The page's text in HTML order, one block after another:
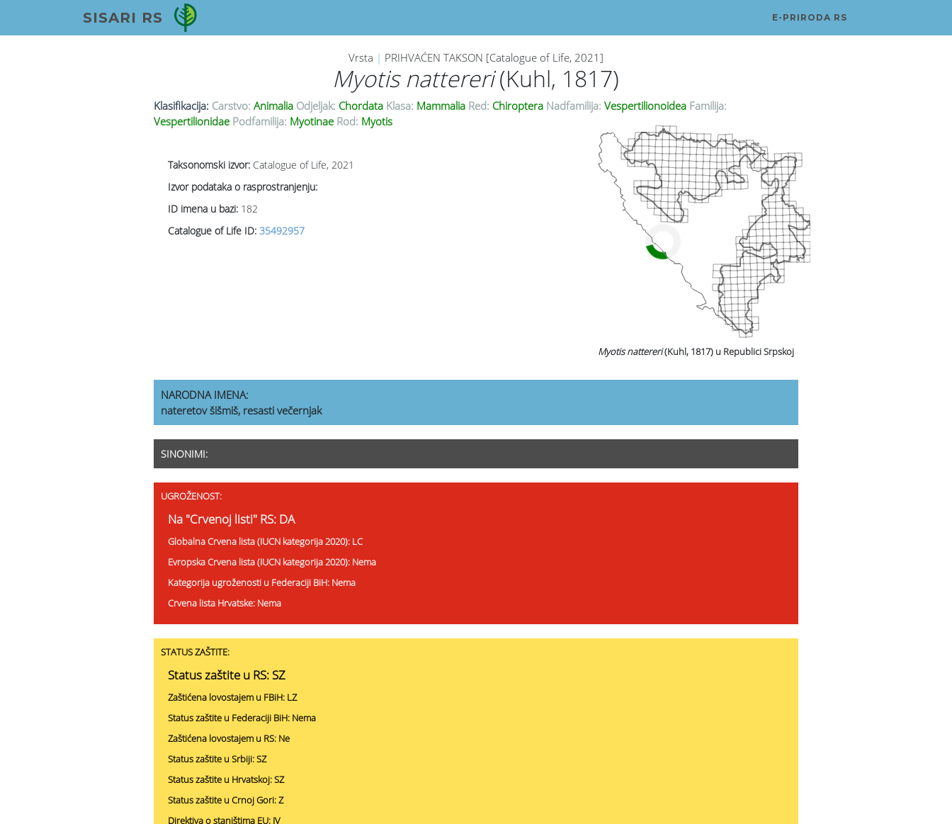
SISARI RS E-PRIRODA RS
Vrsta | PRIHVAĆEN TAKSON [Catalogue of Life, 2021]
Myotis nattereri(Kuhl, 1817)
Klasifikacija: Carstvo: Animalia Odjeljak: Chordata Klasa: Mammalia Red: Chiroptera Nadfamilija: Vespertilionoidea Familija:
Vespertilionidae Podfamilija: Myotinae Rod: Myotis
Taksonomski izvor: Catalogue of Life, 2021
Izvor podataka o rasprostranjenju:
ID imena u bazi: 182
Catalogue of Life ID: 35492957
Myotis nattereri(Kuhl, 1817) u Republici Srpskoj
NARODNA IMENA:
nateretov šišmiš, resasti večernjak
SINONIMI:
UGROŽENOST:
Na "Crvenoj listi" RS: DA
Globalna Crvena lista (IUCN kategorija 2020): LC
Evropska Crvena lista (IUCN kategorija 2020): Nema
Kategorija ugroženosti u Federaciji BiH: Nema
Crvena lista Hrvatske: Nema
STATUS ZAŠTITE:
Status zaštite u RS: SZ
Zaštićena lovostajem u FBiH: LZ
Status zaštite u Federaciji BiH: Nema
Zaštićena lovostajem u RS: Ne
Status zaštite u Srbiji: SZ
Status zaštite u Hrvatskoj: SZ
Status zaštite u Crnoj Gori: Z
Direktiva o staništima EU: IV